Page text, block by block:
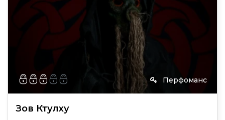
Перфоманс
Зов Ктулху